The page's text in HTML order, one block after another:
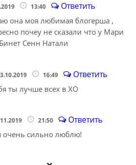
13:40 Ответить
она моя любимая блогерша ,
почеу не сказали что у Мари
Сенн Натали
16:49 Ответить
ты лучше всех в XO
21:50 Ответить
очень сильно люблю!